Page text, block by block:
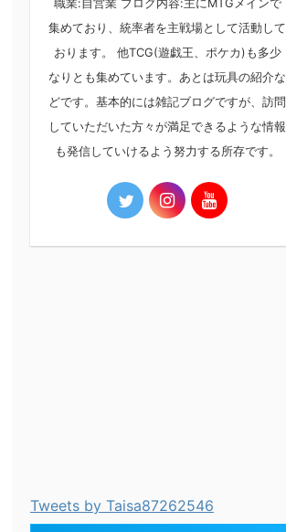
職業:自営業 ブログ内容:主にMTGメインで
集めており、統率者を主戦場として活動して
おります。 他TCG(遊戯王、ポケカ)も多少
なりとも集めています。あとは玩具の紹介な
どです。基本的には雑記ブログですが、訪問
していただいた方々が満足できるような情報
も発信していけるよう努力する所存です。
Tweets by Taisa87262546